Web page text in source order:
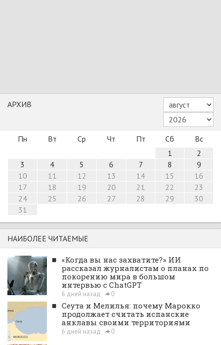
АРХИВ
Пн Вт Ср Чт Пт Сб
Вс
1
2
3
4 5 6 7 8
9
10
11 12 13 14 15
16
17
18 19 20 21 22
23
24
25 26 27 28 29
30
31
НАИБОЛЕЕ ЧИТАЕМЫЕ
■ «Когда вы нас захватите?» ИИ
рассказал журналистам о планах по
покорению мира в большом
интервью с ChatGPT
6 дней назад 0
■ Сеута и Мелилья: почему Марокко
продолжает считать испанские
анклавы своими территориями
6 дней назад 0